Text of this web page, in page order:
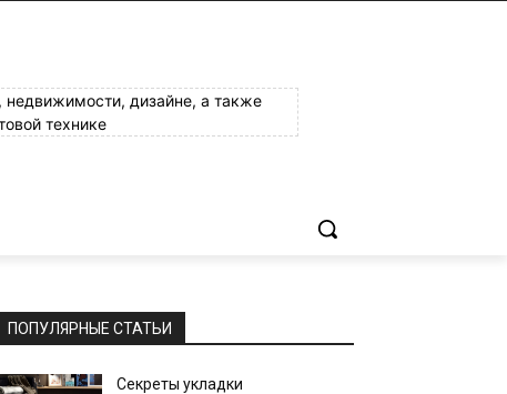
недвижимости, дизайне, а также
технике
ПОПУЛЯРНЫЕ СТАТЬИ
Секреты укладки